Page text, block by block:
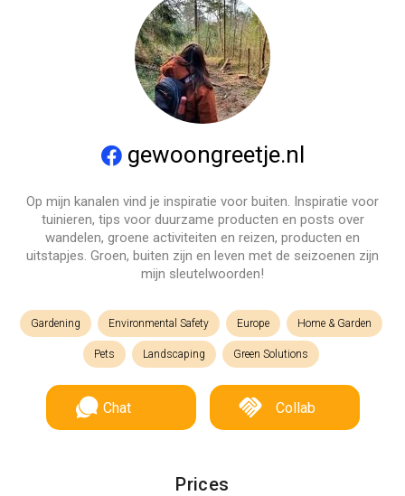
gewoongreetje.nl
Op mijn kanalen vind je inspiratie voor buiten. Inspiratie voor
tuinieren, tips voor duurzame producten en posts over
wandelen, groene activiteiten en reizen, producten en
uitstapjes. Groen, buiten zijn en leven met de seizoenen zijn
mijn sleutelwoorden!
Gardening Environmental Safety Europe Home & Garden
Pets Landscaping Green Solutions
Chat Collab
Prices